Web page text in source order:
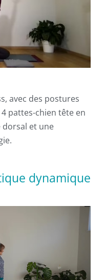
avec des postures
pattes-chien tête en
dorsal et une
dynamique